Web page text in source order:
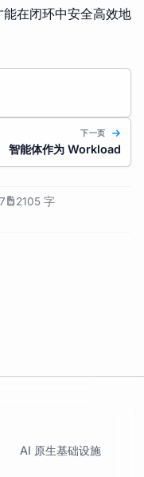
在闭环中安全高效地
下一页
智能体作为 Workload
2105 字
AI 原生基础设施